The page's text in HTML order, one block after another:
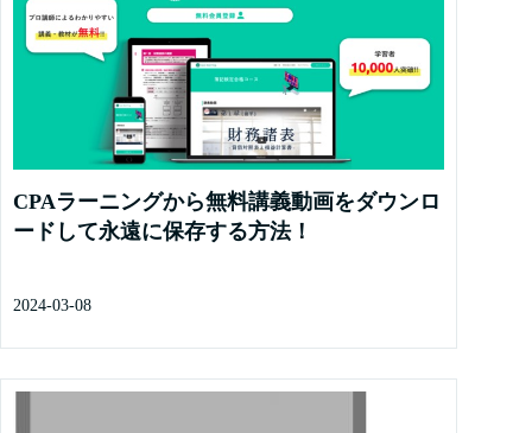
CPAラーニングから無料講義動画をダウンロ
ードして永遠に保存する方法！
2024-03-08